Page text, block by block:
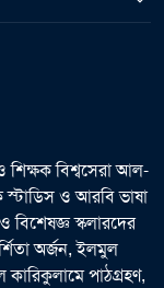
শিক্ষক বিশ্বসেরা আল-
ও আরবি ভাষা
বিশেষজ্ঞ স্কলারদের
অর্জন, ইলমুল
পাঠগ্রহণ,